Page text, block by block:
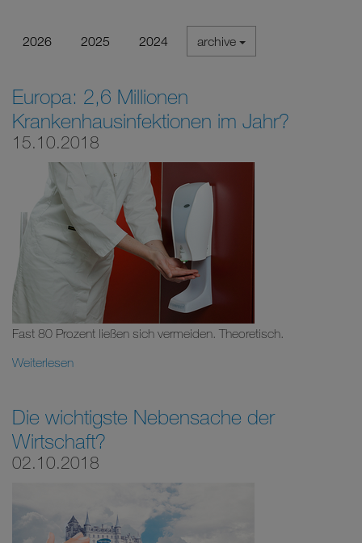
2026 2025 2024 archive
Europa: 2,6 Millionen
Krankenhausinfektionen im Jahr?
15.10.2018
Fast 80 Prozent ließen sich vermeiden. Theoretisch.
Weiterlesen
Die wichtigste Nebensache der
Wirtschaft?
02.10.2018